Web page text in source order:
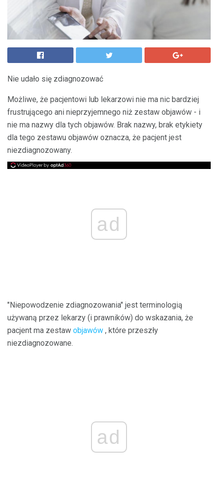
Nie udało się zdiagnozować
Możliwe, że pacjentowi lub lekarzowi nie ma nic bardziej
frustrującego ani nieprzyjemnego niż zestaw objawów - i
nie ma nazwy dla tych objawów. Brak nazwy, brak etykiety
dla tego zestawu objawów oznacza, że ​​pacjent jest
niezdiagnozowany.
ad
"Niepowodzenie zdiagnozowania" jest terminologią
używaną przez lekarzy (i prawników) do wskazania, że ​​
pacjent ma zestaw objawów , które przeszły
niezdiagnozowane.
ad